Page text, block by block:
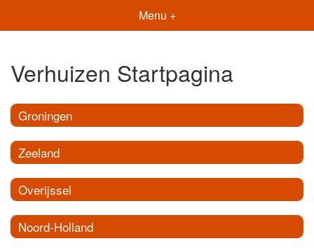
Menu +
Verhuizen Startpagina
Groningen
Zeeland
Overijssel
Noord-Holland